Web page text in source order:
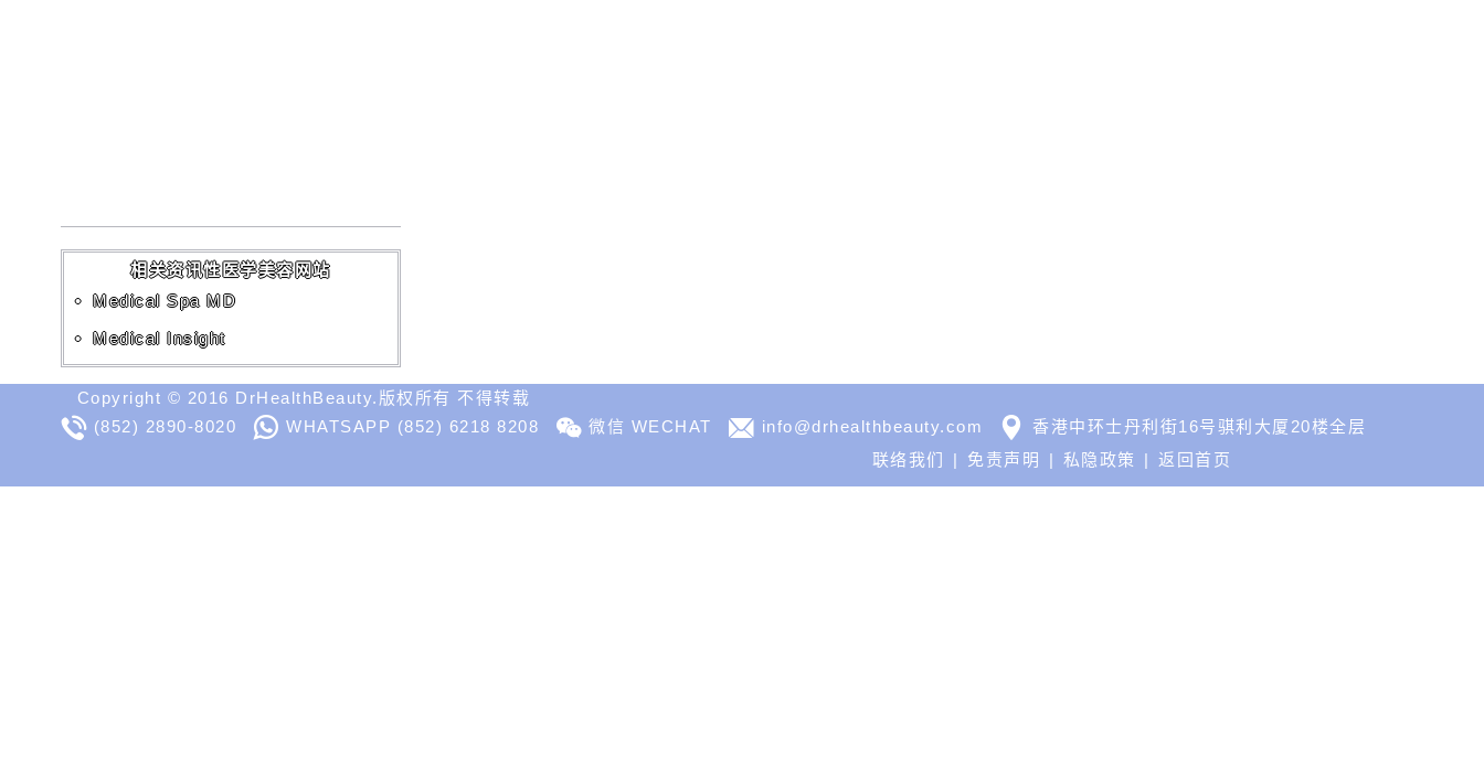
相关资讯性医学美容网站
Medical Spa MD
Medical Insight
Copyright © 2016 DrHealthBeauty.版权所有 不得转载
(852) 2890-8020
WHATSAPP (852) 6218 8208 微信 WECHAT info@drhealthbeauty.com
香港中环士丹利街16号骐利大厦20楼全层
联络我们
免责声明 私隐政策 返回首页